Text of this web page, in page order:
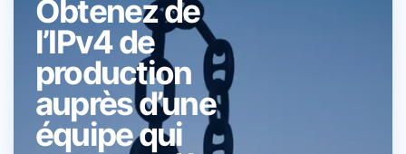
Obtenez de
l’IPv4 de
production
auprès d’une
équipe qui